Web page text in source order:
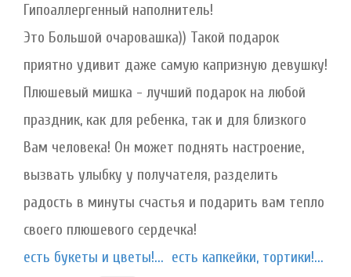
Гипоаллергенный наполнитель!
Это Большой очаровашка)) Такой подарок
приятно удивит даже самую капризную девушку!
Плюшевый мишка - лучший подарок на любой
праздник, как для ребенка, так и для близкого
Вам человека! Он может поднять настроение,
вызвать улыбку у получателя, разделить
радость в минуты счастья и подарить вам тепло
своего плюшевого сердечка!
есть букеты и цветы!... есть капкейки, тортики!...